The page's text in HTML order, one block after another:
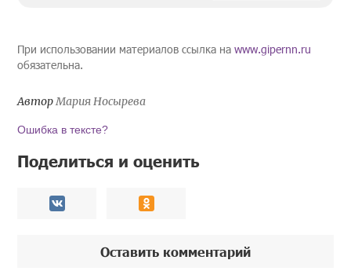
При использовании материалов ссылка наwww.gipernn.ru
обязательна.
АвторМария Носырева
Ошибка в тексте?
Поделиться и оценить
Оставить комментарий